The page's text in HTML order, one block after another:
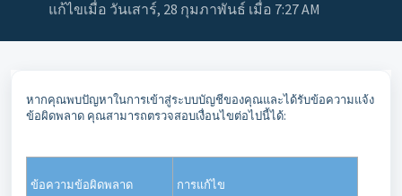
แก้ไขเมื่อ วันเสาร์, 28 กุมภาพันธ์ เมื่อ 7:27 AM
หากคุณพบปัญหาในการเข้าสู่ระบบบัญชีของคุณและได้รับข้อความแจ้ง
ข้อผิดพลาด คุณสามารถตรวจสอบเงื่อนไขต่อไปนี้ได้:
ข้อความข้อผิดพลาด การแก้ไข